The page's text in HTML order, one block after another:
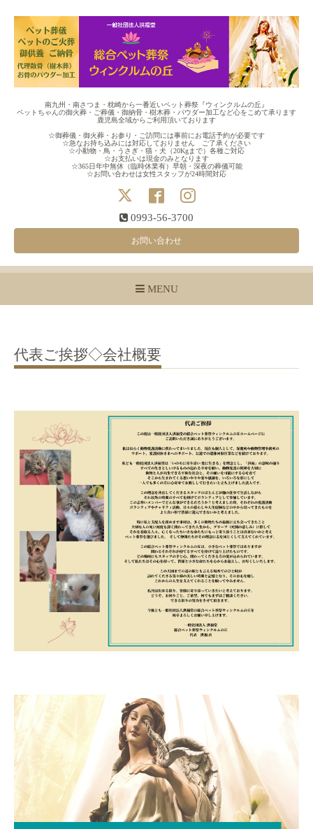
南九州・南さつま・枕崎から一番近いペット葬祭『ウィンクルムの丘』
ペットちゃんの御火葬・ご葬儀・御納骨・樹木葬・パウダー加工など心をこめて承ります
鹿児島全域からご利用頂いております
☆御葬儀・御火葬・お参り・ご訪問には事前にお電話予約が必要です
☆急なお持ち込みには対応しておりません ご了承ください
☆小動物・鳥・うさぎ・猫・犬（20Kgまで）各種ご対応
☆お支払いは現金のみとなります
☆365日年中無休（臨時休業有）早朝・深夜の葬儀可能
☆お問い合わせは女性スタッフが24時間対応
0993-56-3700
お問い合わせ
MENU
代表ご挨拶◇会社概要